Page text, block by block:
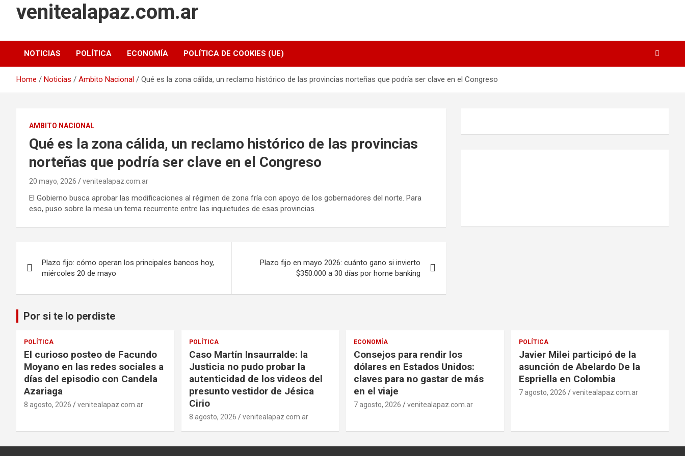
venitealapaz.com.ar
NOTICIAS POLÍTICA ECONOMÍA POLÍTICA DE COOKIES (UE)
Home Noticias Ambito Nacional Qué es la zona cálida, un reclamo histórico de las provincias norteñas que podría ser clave en el Congreso
AMBITO NACIONAL
Qué es la zona cálida, un reclamo histórico de las provincias
norteñas que podría ser clave en el Congreso
20 mayo, 2026 venitealapaz.com.ar
El Gobierno busca aprobar las modificaciones al régimen de zona fría con apoyo de los gobernadores del norte. Para
eso, puso sobre la mesa un tema recurrente entre las inquietudes de esas provincias.
de
entradas
Plazo fijo: cómo operan los principales bancos hoy,
miércoles 20 de mayo
Plazo fijo en mayo 2026: cuánto gano si invierto
$350.000 a 30 días por home banking
Por si te lo perdiste
POLÍTICA
El curioso posteo de Facundo
Moyano en las redes sociales a
días del episodio con Candela
Azariaga
8 agosto, 2026 venitealapaz.com.ar
POLÍTICA
Caso Martín Insaurralde: la
Justicia no pudo probar la
autenticidad de los videos del
presunto vestidor de Jésica
Cirio
8 agosto, 2026 venitealapaz.com.ar
ECONOMÍA
Consejos para rendir los
dólares en Estados Unidos:
claves para no gastar de más
en el viaje
7 agosto, 2026 venitealapaz.com.ar
POLÍTICA
Javier Milei participó de la
asunción de Abelardo De la
Espriella en Colombia
7 agosto, 2026 venitealapaz.com.ar